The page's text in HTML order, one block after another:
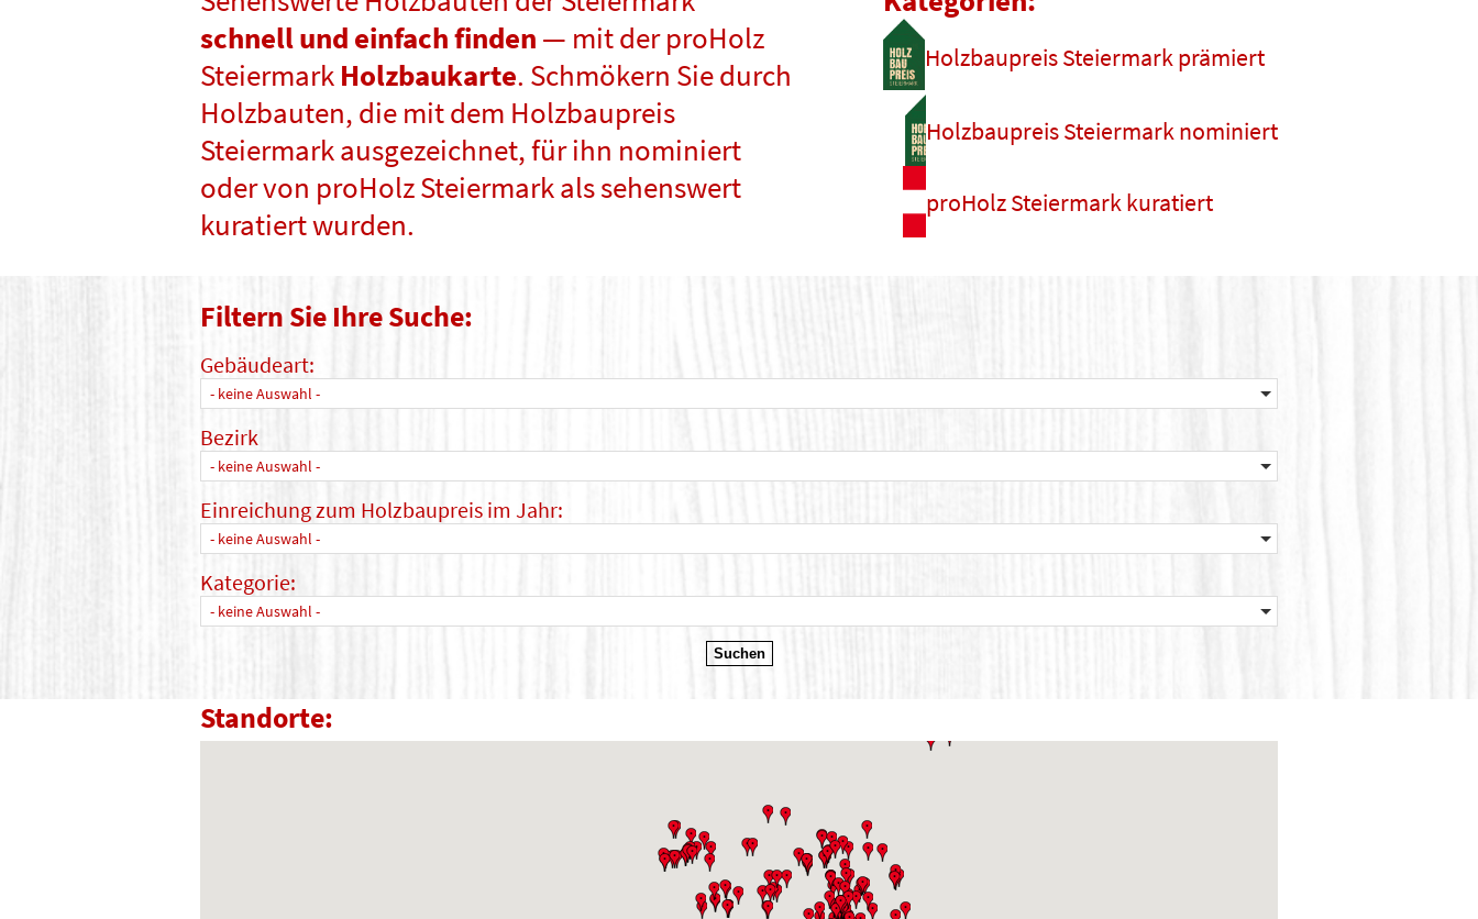
schnell und einfach finden — mit der proHolz
Steiermark Holzbaukarte. Schmökern Sie durch
Holzbauten, die mit dem Holzbaupreis
Steiermark ausgezeichnet, für ihn nominiert
oder von proHolz Steiermark als sehenswert
kuratiert wurden.
Holzbaupreis Steiermark prämiert
Holzbaupreis Steiermark nominiert
proHolz Steiermark kuratiert
Filtern Sie Ihre Suche:
Gebäudeart:
- keine Auswahl -
Bezirk
- keine Auswahl -
Einreichung zum Holzbaupreis im Jahr:
- keine Auswahl -
Kategorie:
- keine Auswahl -
Standorte: